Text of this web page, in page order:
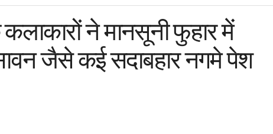
ने मानसूनी फुहार में
जैसे कई सदाबहार नगमे पेश